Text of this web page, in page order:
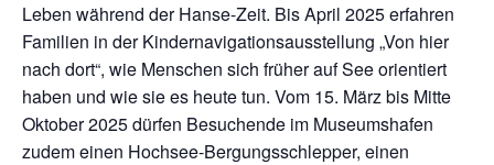
Leben während der Hanse-Zeit. Bis April 2025 erfahren
Familien in der Kindernavigationsausstellung „Von hier
nach dort“, wie Menschen sich früher auf See orientiert
haben und wie sie es heute tun. Vom 15. März bis Mitte
Oktober 2025 dürfen Besuchende im Museumshafen
zudem einen Hochsee-Bergungsschlepper, einen